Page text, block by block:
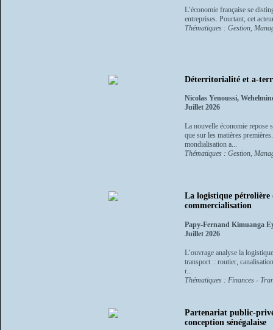
L’économie française se
entreprises. Pourtant, cet
Thématiques : Gestion,
Déterritorialité et a-
Nicolas Yenoussi,
Juillet 2026
La nouvelle économie repose
que sur les matières
mondialisation a...
Thématiques : Gestion,
La logistique pétrolière
commercialisation
Papy-Fernand Kimuanga
Juillet 2026
L’ouvrage analyse la
transport : routier,
r...
Thématiques : Finances -
Partenariat public-
conception sénégalaise